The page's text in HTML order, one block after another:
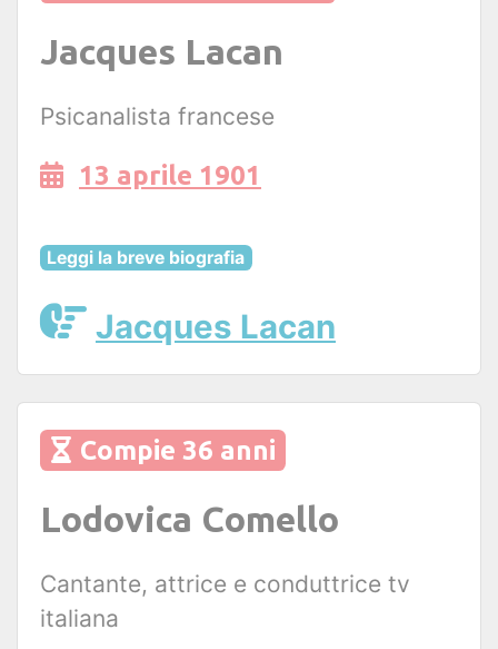
Jacques Lacan
Psicanalista francese
13 aprile 1901
Leggi la breve biografia
Jacques Lacan
Compie 36 anni
Lodovica Comello
Cantante, attrice e conduttrice tv
italiana